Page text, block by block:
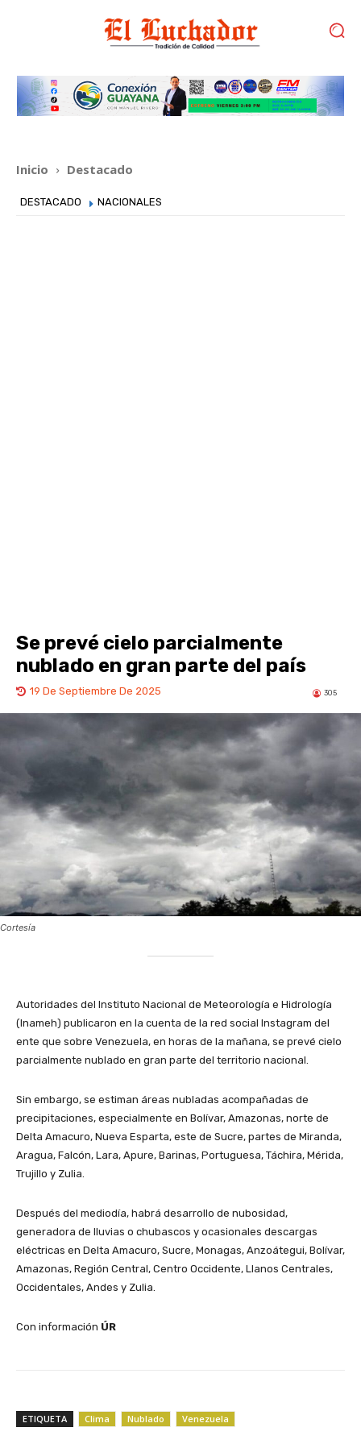
Inicio Destacado
DESTACADO NACIONALES
Se prevé cielo parcialmente
nublado en gran parte del país
19 De Septiembre De 2025 305
Cortesía
Autoridades del Instituto Nacional de Meteorología e Hidrología
(Inameh) publicaron en la cuenta de la red social Instagram del
ente que sobre Venezuela, en horas de la mañana, se prevé cielo
parcialmente nublado en gran parte del territorio nacional.
Sin embargo, se estiman áreas nubladas acompañadas de
precipitaciones, especialmente en Bolívar, Amazonas, norte de
Delta Amacuro, Nueva Esparta, este de Sucre, partes de Miranda,
Aragua, Falcón, Lara, Apure, Barinas, Portuguesa, Táchira, Mérida,
Trujillo y Zulia.
Después del mediodía, habrá desarrollo de nubosidad,
generadora de lluvias o chubascos y ocasionales descargas
eléctricas en Delta Amacuro, Sucre, Monagas, Anzoátegui, Bolívar,
Amazonas, Región Central, Centro Occidente, Llanos Centrales,
Occidentales, Andes y Zulia.
Con información ÚR
ETIQUETA Clima Nublado Venezuela